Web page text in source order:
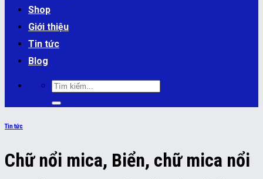
Shop
Giới thiệu
Tin tức
Blog
Tìm
kiếm:
Tin tức
Chữ nổi mica, Biển, chữ mica nổi